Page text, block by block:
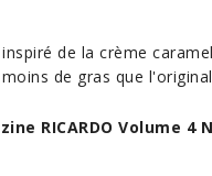
de la crème
de gras que
RICARDO Volume 4